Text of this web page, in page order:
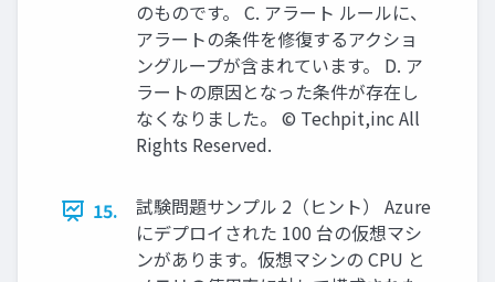
のものです。 C. アラート ルールに、
アラートの条件を修復するアクショ
ングループが含まれています。 D. ア
ラートの原因となった条件が存在し
なくなりました。 © Techpit,inc All
Rights Reserved.
15.
試験問題サンプル 2（ヒント） Azure
にデプロイされた 100 台の仮想マシ
ンがあります。仮想マシンの CPU と